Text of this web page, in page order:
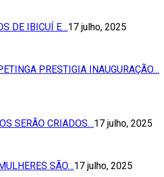
DE IBICUÍ E…17 julho, 2025
PRESTIGIA INAUGURAÇÃO…
SERÃO CRIADOS…17 julho, 2025
SÃO…17 julho, 2025